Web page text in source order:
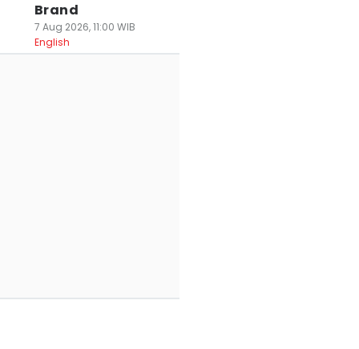
Brand
7 Aug 2026, 11:00 WIB
English